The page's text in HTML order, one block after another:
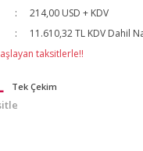
214,00 USD + KDV
11.610,32 TL KDV Dahil
taksitlerle!!
Tek Çekim